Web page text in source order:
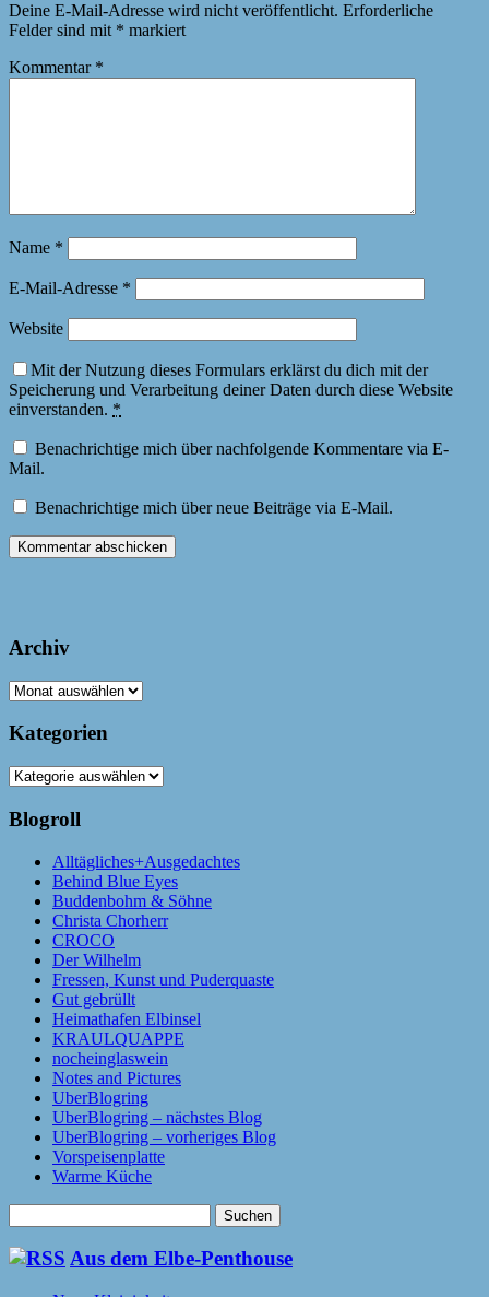
Deine E-Mail-Adresse wird nicht veröffentlicht. Erforderliche
Felder sind mit * markiert
Kommentar *
Name *
E-Mail-Adresse *
Website
Mit der Nutzung dieses Formulars erklärst du dich mit der
Speicherung und Verarbeitung deiner Daten durch diese Website
einverstanden. *
Benachrichtige mich über nachfolgende Kommentare via E-
Mail.
Benachrichtige mich über neue Beiträge via E-Mail.
Archiv
Archiv
Kategorien
Kategorien
Blogroll
Alltägliches+Ausgedachtes
Behind Blue Eyes
Buddenbohm & Söhne
Christa Chorherr
CROCO
Der Wilhelm
Fressen, Kunst und Puderquaste
Gut gebrüllt
Heimathafen Elbinsel
KRAULQUAPPE
nocheinglaswein
Notes and Pictures
UberBlogring
UberBlogring – nächstes Blog
UberBlogring – vorheriges Blog
Vorspeisenplatte
Warme Küche
nach:
Aus dem Elbe-Penthouse